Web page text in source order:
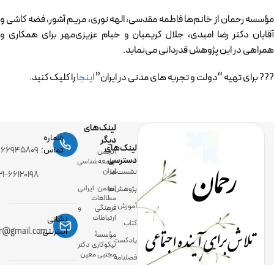
مؤسسه رحمان از خانم‌ها فاطمه مقدسی، الهه نوری، مریم آشور، فضه کاشی و
آقایان دکتر رضا امیدی، جلال کریمیان و خیام عزیزی‌مهر برای همکاری و
همراهی در این پژوهش قدردانی می‌نماید.
??? برای تهیه “دولت و تجربه های مدنی در ایران”اینجارا کلیک کنید.
رحمان
تلاش برای آینده اجتماعی
لینک‌های
دسترسی
نشست‌ها
پژوهش‌ها
آموزش
کتاب
پادکست
فصلنامه
لینک‌های
دیگر
انجمن
جامعه‌شناسی
ایران
انجمن ایرانی
مطالعات
فرهنگی و
ارتباطات
مؤسسۀ
نیکوکاری دکتر
مجتبی معین
شماره
تماس: ۰۲۱-
۰۲۱-
نشانی
اینترنتی: